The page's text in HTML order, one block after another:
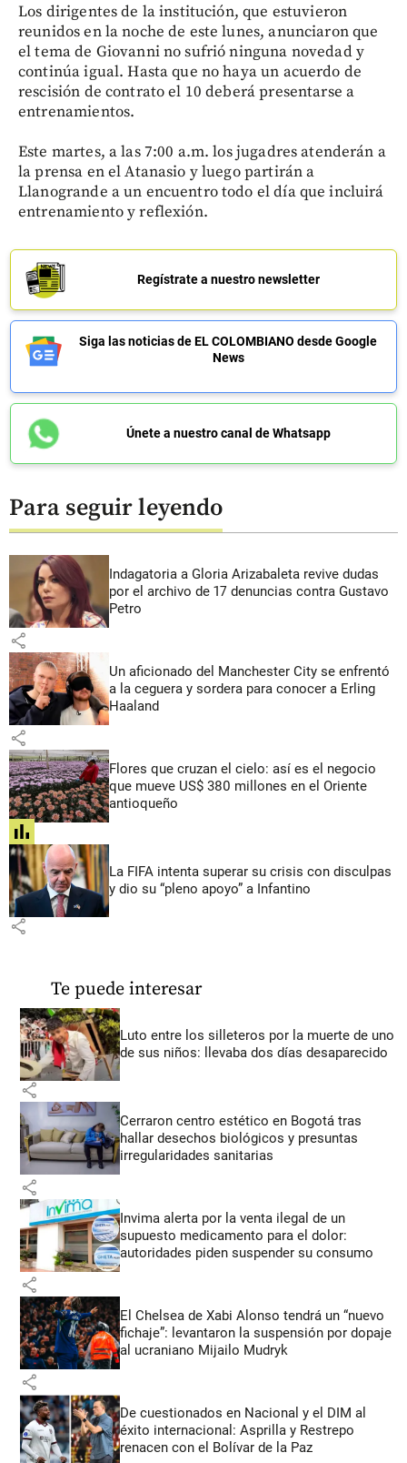
Los dirigentes de la institución, que estuvieron
reunidos en la noche de este lunes, anunciaron que
el tema de Giovanni no sufrió ninguna novedad y
continúa igual. Hasta que no haya un acuerdo de
rescisión de contrato el 10 deberá presentarse a
entrenamientos.
Este martes, a las 7:00 a.m. los jugadres atenderán a
la prensa en el Atanasio y luego partirán a
Llanogrande a un encuentro todo el día que incluirá
entrenamiento y reflexión.
Regístrate a nuestro newsletter
Siga las noticias de EL COLOMBIANO desde Google
News
Únete a nuestro canal de Whatsapp
Para seguir leyendo
Indagatoria a Gloria Arizabaleta revive dudas
por el archivo de 17 denuncias contra Gustavo
Petro
share
Un aficionado del Manchester City se enfrentó
a la ceguera y sordera para conocer a Erling
Haaland
share
Flores que cruzan el cielo: así es el negocio
que mueve US$ 380 millones en el Oriente
antioqueño
share
La FIFA intenta superar su crisis con disculpas
y dio su “pleno apoyo” a Infantino
share
Te puede interesar
Luto entre los silleteros por la muerte de uno
de sus niños: llevaba dos días desaparecido
share
Cerraron centro estético en Bogotá tras
hallar desechos biológicos y presuntas
irregularidades sanitarias
share
Invima alerta por la venta ilegal de un
supuesto medicamento para el dolor:
autoridades piden suspender su consumo
share
El Chelsea de Xabi Alonso tendrá un “nuevo
fichaje”: levantaron la suspensión por dopaje
al ucraniano Mijailo Mudryk
share
De cuestionados en Nacional y el DIM al
éxito internacional: Asprilla y Restrepo
renacen con el Bolívar de la Paz